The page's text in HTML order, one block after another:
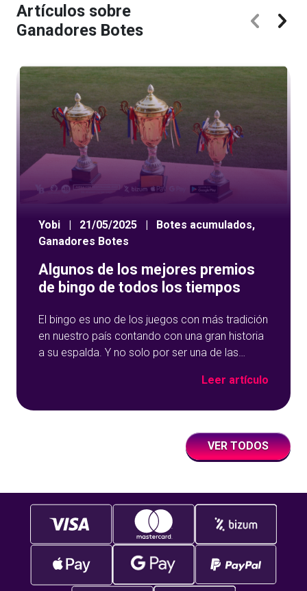
Artículos sobre
Ganadores Botes
Yobi | 21/05/2025 | Botes acumulados,
Ganadores Botes
Algunos de los mejores premios
de bingo de todos los tiempos
El bingo es uno de los juegos con más tradición
en nuestro país contando con una gran historia
a su espalda. Y no solo por ser una de las
de juegos de tómbola, YoBingo, sino porque es
Leer artículo
VER TODOS